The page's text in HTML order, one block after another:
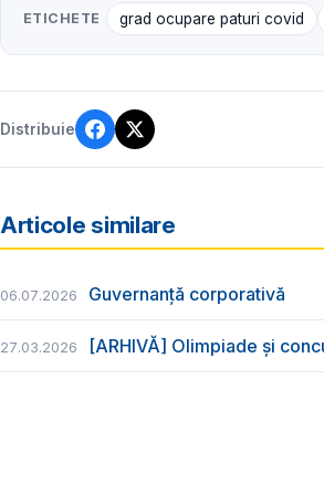
ETICHETE grad ocupare paturi covid
Distribuie
Articole similare
06.07.2026 Guvernanță corporativă
27.03.2026 [ARHIVĂ] Olimpiade și